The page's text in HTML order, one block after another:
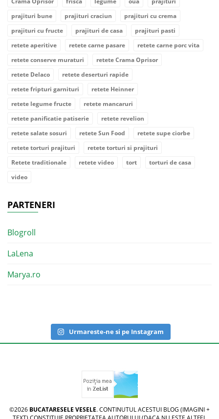
prajituri bune
prajituri craciun
prajituri cu crema
prajituri cu fructe
prajituri de casa
prajituri pasti
retete aperitive
retete carne pasare
retete carne porc vita
retete conserve muraturi
retete Crama Oprisor
retete Delaco
retete deserturi rapide
retete fripturi garnituri
retete Heinner
retete legume fructe
retete mancaruri
retete panificatie patiserie
retete revelion
retete salate sosuri
retete Sun Food
retete supe ciorbe
retete torturi prajituri
retete torturi si prajituri
Retete traditionale
retete video tort
torturi de casa
video
PARTENERI
Blogroll
LaLena
Marya.ro
Urmareste-ne si pe Instagram
©2026 BUCATARESELE VESELE. CONTINUTUL ACESTUI BLOG (IMAGINI +